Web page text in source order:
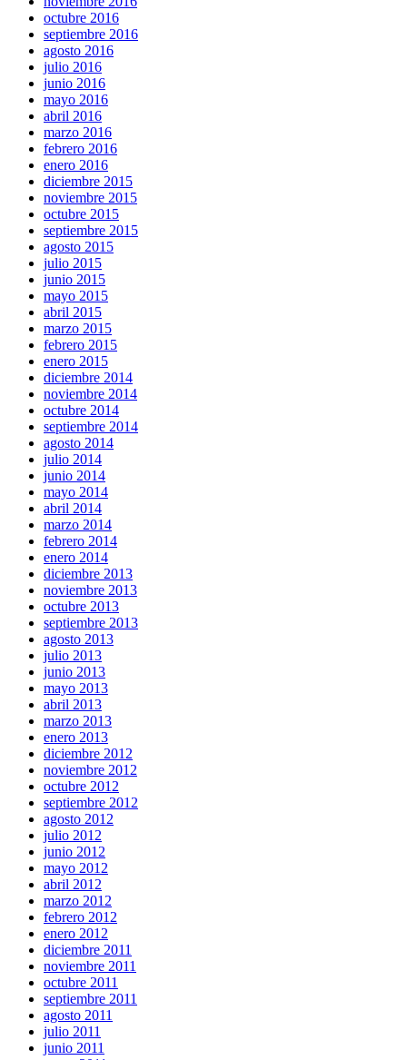
octubre 2016
septiembre 2016
agosto 2016
julio 2016
junio 2016
mayo 2016
abril 2016
marzo 2016
febrero 2016
enero 2016
diciembre 2015
noviembre 2015
octubre 2015
septiembre 2015
agosto 2015
julio 2015
junio 2015
mayo 2015
abril 2015
marzo 2015
febrero 2015
enero 2015
diciembre 2014
noviembre 2014
octubre 2014
septiembre 2014
agosto 2014
julio 2014
junio 2014
mayo 2014
abril 2014
marzo 2014
febrero 2014
enero 2014
diciembre 2013
noviembre 2013
octubre 2013
septiembre 2013
agosto 2013
julio 2013
junio 2013
mayo 2013
abril 2013
marzo 2013
enero 2013
diciembre 2012
noviembre 2012
octubre 2012
septiembre 2012
agosto 2012
julio 2012
junio 2012
mayo 2012
abril 2012
marzo 2012
febrero 2012
enero 2012
diciembre 2011
noviembre 2011
octubre 2011
septiembre 2011
agosto 2011
julio 2011
junio 2011